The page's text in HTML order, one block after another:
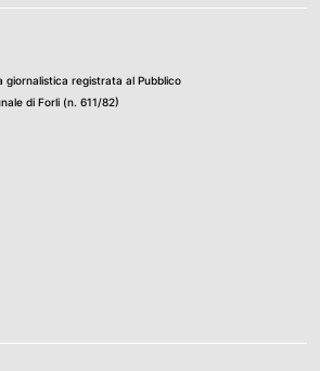
giornalistica registrata al Pubblico
di Forli (n. 611/82)